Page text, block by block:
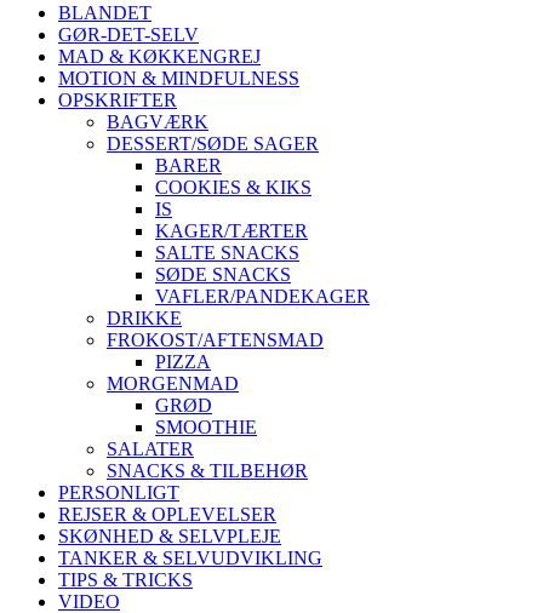
BLANDET
GØR-DET-SELV
MAD & KØKKENGREJ
MOTION & MINDFULNESS
OPSKRIFTER
BAGVÆRK
DESSERT/SØDE SAGER
BARER
COOKIES & KIKS
IS
KAGER/TÆRTER
SALTE SNACKS
SØDE SNACKS
VAFLER/PANDEKAGER
DRIKKE
FROKOST/AFTENSMAD
PIZZA
MORGENMAD
GRØD
SMOOTHIE
SALATER
SNACKS & TILBEHØR
PERSONLIGT
REJSER & OPLEVELSER
SKØNHED & SELVPLEJE
TANKER & SELVUDVIKLING
TIPS & TRICKS
VIDEO